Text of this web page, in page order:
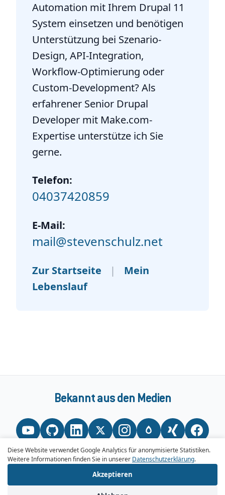
Automation mit Ihrem Drupal 11
System einsetzen und benötigen
Unterstützung bei Szenario-
Design, API-Integration,
Workflow-Optimierung oder
Custom-Development? Als
erfahrener Senior Drupal
Developer mit Make.com-
Expertise unterstütze ich Sie
gerne.
Telefon:
04037420859
E-Mail:
mail@stevenschulz.net
Zur Startseite |
Mein
Lebenslauf
Bekannt aus den Medien
AGB / Impressum•Datenschutzerklärung
© 2026 Steven Schulz - Drupal Entwickler Hamburg
Diese Website verwendet Google Analytics für anonymisierte Statistiken.
Weitere Informationen finden Sie in unserer Datenschutzerklärung.
Akzeptieren